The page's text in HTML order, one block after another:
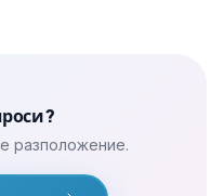
разположение.